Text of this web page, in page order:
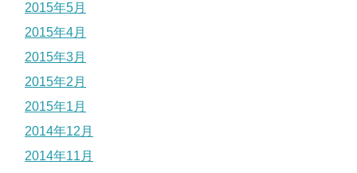
2015年5月
2015年4月
2015年3月
2015年2月
2015年1月
2014年12月
2014年11月